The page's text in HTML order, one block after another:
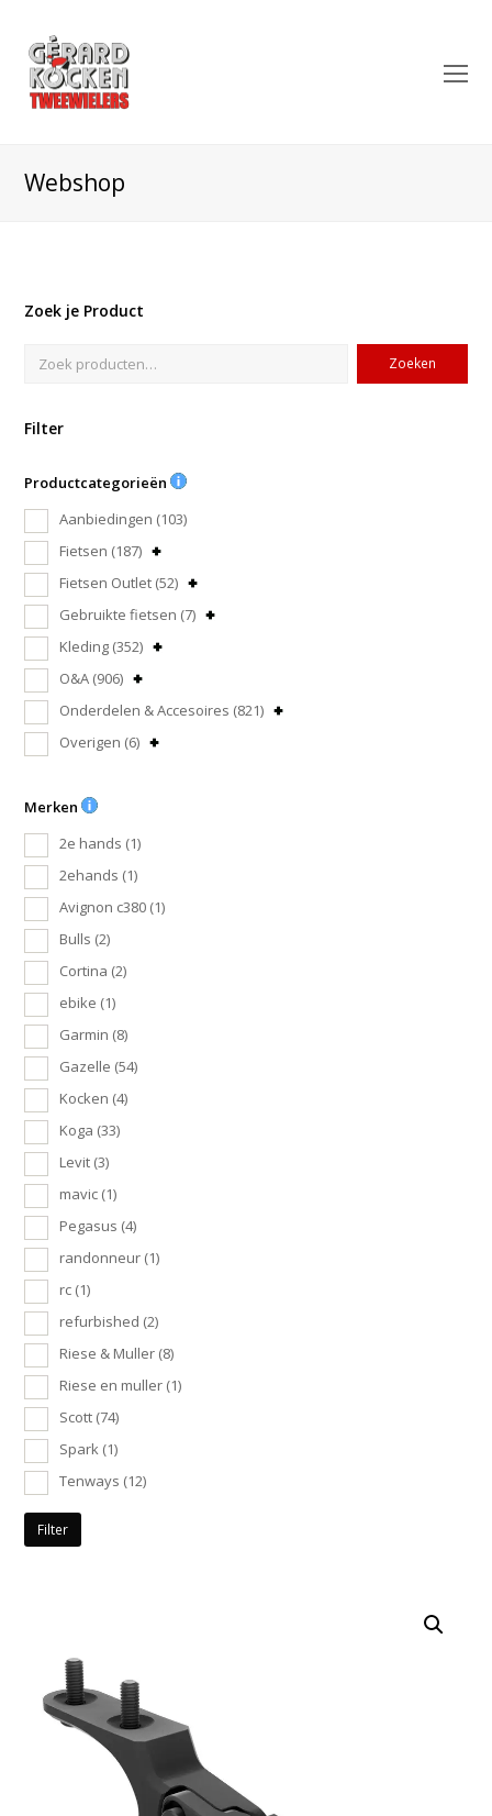
Webshop
Zoek je Product
Zoeken
Filter
Productcategorieën
Aanbiedingen (103)
Fietsen (187)
Fietsen Outlet (52)
Gebruikte fietsen (7)
Kleding (352)
O&A (906)
Onderdelen & Accesoires (821)
Overigen (6)
Merken
2e hands (1)
2ehands (1)
Avignon c380 (1)
Bulls (2)
Cortina (2)
ebike (1)
Garmin (8)
Gazelle (54)
Kocken (4)
Koga (33)
Levit (3)
mavic (1)
Pegasus (4)
randonneur (1)
rc (1)
refurbished (2)
Riese & Muller (8)
Riese en muller (1)
Scott (74)
Spark (1)
Tenways (12)
Filter